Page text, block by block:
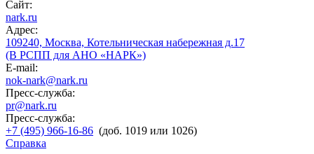
Сайт:
nark.ru
Адрес:
109240, Москва, Котельническая набережная д.17
(В РСПП для АНО «НАРК»)
E-mail:
nok-nark@nark.ru
Пресс-служба:
pr@nark.ru
Пресс-служба:
+7 (495) 966-16-86 (доб. 1019 или 1026)
Справка